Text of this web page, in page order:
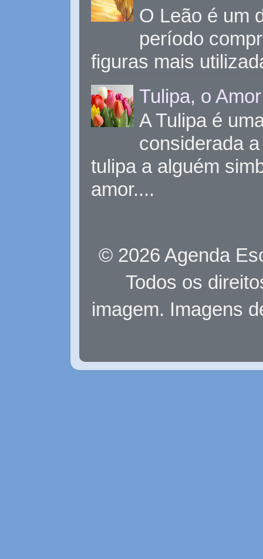
O Leão é um
período
figuras mais
Tulipa, o
A Tulipa é
considerada
tulipa a alguém
amor....
© 2026 Agenda
Todos os
imagem. Imagens